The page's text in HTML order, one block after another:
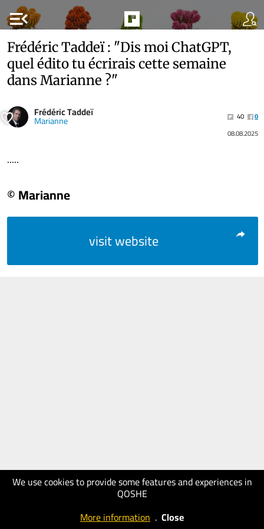
menu_open
We use cookies to provide some features and experiences in
QOSHE
More information . Close
Frédéric Taddeï : "Dis moi ChatGPT,
quel édito tu écrirais cette semaine
dans Marianne ?"
Frédéric Taddeï
Marianne 40
0
08.08.2025
.....
© Marianne
visit website